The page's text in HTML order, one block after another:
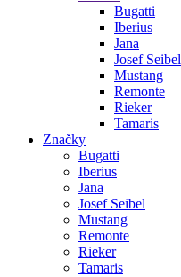
Bugatti
Iberius
Jana
Josef Seibel
Mustang
Remonte
Rieker
Tamaris
Značky
Bugatti
Iberius
Jana
Josef Seibel
Mustang
Remonte
Rieker
Tamaris